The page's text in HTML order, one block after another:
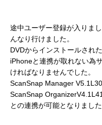
途中ユーザー登録が入りま
んなり行けました。
DVDからインストールされ
iPhoneと連携が取れない為
ければなりませんでした。
ScanSnap Manager V5.1L30
ScanSnap
との連携が可能となりました